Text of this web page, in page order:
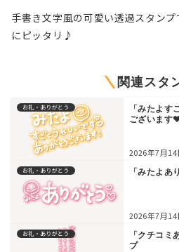
手書き文字風の可愛い透過スタン
にピッタリ♪
関連スタ
お礼・ありがとう
「みたよ
ございます
2026年7月14
お礼・ありがとう 「みたよ
2026年7月14
お礼・ありがとう
「クチコ
プ